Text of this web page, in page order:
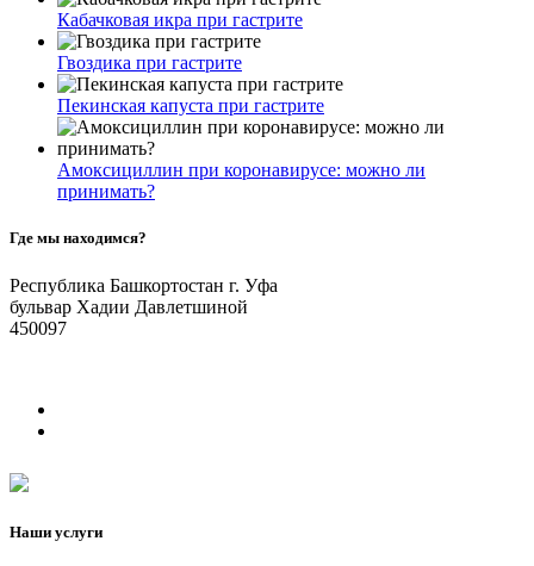
Кабачковая икра при гастрите
Гвоздика при гастрите
Пекинская капуста при гастрите
Амоксициллин при коронавирусе: можно ли
принимать?
Где мы находимся?
Республика Башкортостан г. Уфа
бульвар Хадии Давлетшиной
450097
Наши услуги